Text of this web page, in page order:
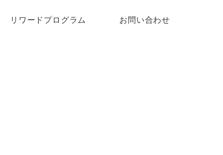
リワードプログラム お問い合わせ